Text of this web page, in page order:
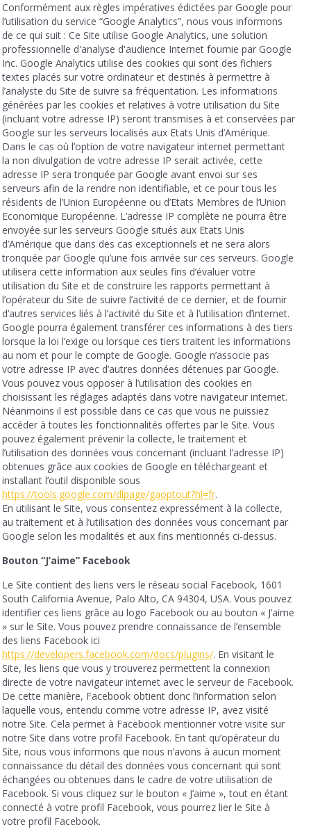
Conformément aux règles impératives édictées par Google pour
l’utilisation du service “Google Analytics”, nous vous informons
de ce qui suit : Ce Site utilise Google Analytics, une solution
professionnelle d'analyse d'audience Internet fournie par Google
Inc. Google Analytics utilise des cookies qui sont des fichiers
textes placés sur votre ordinateur et destinés à permettre à
l’analyste du Site de suivre sa fréquentation. Les informations
générées par les cookies et relatives à votre utilisation du Site
(incluant votre adresse IP) seront transmises à et conservées par
Google sur les serveurs localisés aux Etats Unis d’Amérique.
Dans le cas où l’option de votre navigateur internet permettant
la non divulgation de votre adresse IP serait activée, cette
adresse IP sera tronquée par Google avant envoi sur ses
serveurs afin de la rendre non identifiable, et ce pour tous les
résidents de l’Union Européenne ou d’Etats Membres de l’Union
Economique Européenne. L’adresse IP complète ne pourra être
envoyée sur les serveurs Google situés aux Etats Unis
d’Amérique que dans des cas exceptionnels et ne sera alors
tronquée par Google qu’une fois arrivée sur ces serveurs. Google
utilisera cette information aux seules fins d’évaluer votre
utilisation du Site et de construire les rapports permettant à
l’opérateur du Site de suivre l’activité de ce dernier, et de fournir
d’autres services liés à l’activité du Site et à l’utilisation d’internet.
Google pourra également transférer ces informations à des tiers
lorsque la loi l’exige ou lorsque ces tiers traitent les informations
au nom et pour le compte de Google. Google n’associe pas
votre adresse IP avec d’autres données détenues par Google.
Vous pouvez vous opposer à l’utilisation des cookies en
choisissant les réglages adaptés dans votre navigateur internet.
Néanmoins il est possible dans ce cas que vous ne puissiez
accéder à toutes les fonctionnalités offertes par le Site. Vous
pouvez également prévenir la collecte, le traitement et
l’utilisation des données vous concernant (incluant l’adresse IP)
obtenues grâce aux cookies de Google en téléchargeant et
installant l’outil disponible sous
https://tools.google.com/dlpage/gaoptout?hl=fr.
En utilisant le Site, vous consentez expressément à la collecte,
au traitement et à l’utilisation des données vous concernant par
Google selon les modalités et aux fins mentionnés ci-dessus.
Bouton “J’aime” Facebook
Le Site contient des liens vers le réseau social Facebook, 1601
South California Avenue, Palo Alto, CA 94304, USA. Vous pouvez
identifier ces liens grâce au logo Facebook ou au bouton « J’aime
» sur le Site. Vous pouvez prendre connaissance de l’ensemble
des liens Facebook ici
https://developers.facebook.com/docs/plugins/. En visitant le
Site, les liens que vous y trouverez permettent la connexion
directe de votre navigateur internet avec le serveur de Facebook.
De cette manière, Facebook obtient donc l’information selon
laquelle vous, entendu comme votre adresse IP, avez visité
notre Site. Cela permet à Facebook mentionner votre visite sur
notre Site dans votre profil Facebook. En tant qu’opérateur du
Site, nous vous informons que nous n’avons à aucun moment
connaissance du détail des données vous concernant qui sont
échangées ou obtenues dans le cadre de votre utilisation de
Facebook. Si vous cliquez sur le bouton « J’aime », tout en étant
connecté à votre profil Facebook, vous pourrez lier le Site à
votre profil Facebook.